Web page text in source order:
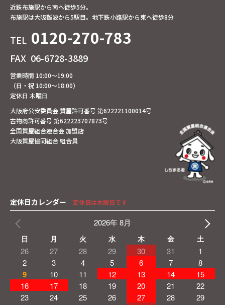
近鉄布施駅から南へ徒歩5分。
布施駅は大阪難波から5駅目。地下鉄小路駅から東へ徒歩8分
TEL 0120-270-783
FAX 06-6728-3889
営業時間 10:00～19:00
（日・祝 10:00～18:00）
定休日 木曜日
大阪府公安委員会 質屋許可番号 第622221100014号
古物商許可番号 第622223707873号
全国質屋組合連合会 加盟店
大阪質屋協同組合 組合員
定休日カレンダー 定休日は木曜日です
2026年 8月
日 月 火 水 木 金 土
26 27 28 29 30 31
1
2
3 4 5 6 7 8
9 10 11 12 13 14
15
16
17 18 19 20 21
22
23
24 25 26 27 28
29